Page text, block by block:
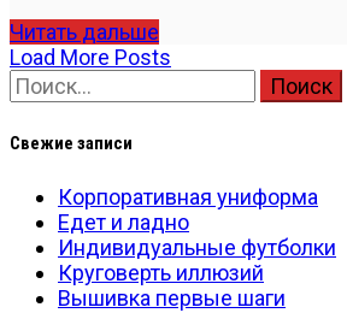
Читать дальше
Load More Posts
Найти:
Свежие записи
Корпоративная униформа
Едет и ладно
Индивидуальные футболки
Круговерть иллюзий
Вышивка первые шаги